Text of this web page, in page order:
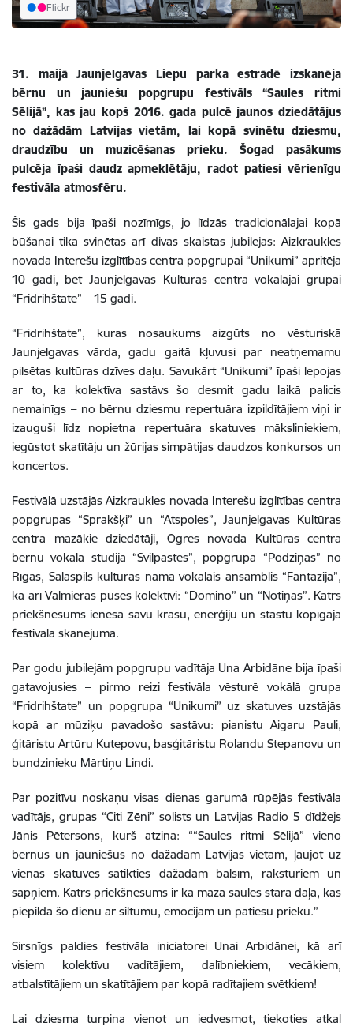
Flickr
31. maijā Jaunjelgavas Liepu parka estrādē izskanēja
bērnu un jauniešu popgrupu festivāls “Saules ritmi
Sēlijā”, kas jau kopš 2016. gada pulcē jaunos dziedātājus
no dažādām Latvijas vietām, lai kopā svinētu dziesmu,
draudzību un muzicēšanas prieku. Šogad pasākums
pulcēja īpaši daudz apmeklētāju, radot patiesi vērienīgu
festivāla atmosfēru.
Šis gads bija īpaši nozīmīgs, jo līdzās tradicionālajai kopā
būšanai tika svinētas arī divas skaistas jubilejas: Aizkraukles
novada Interešu izglītības centra popgrupai “Unikumi” apritēja
10 gadi, bet Jaunjelgavas Kultūras centra vokālajai grupai
“Fridrihštate” – 15 gadi.
“Fridrihštate”, kuras nosaukums aizgūts no vēsturiskā
Jaunjelgavas vārda, gadu gaitā kļuvusi par neatņemamu
pilsētas kultūras dzīves daļu. Savukārt “Unikumi” īpaši lepojas
ar to, ka kolektīva sastāvs šo desmit gadu laikā palicis
nemainīgs – no bērnu dziesmu repertuāra izpildītājiem viņi ir
izauguši līdz nopietna repertuāra skatuves māksliniekiem,
iegūstot skatītāju un žūrijas simpātijas daudzos konkursos un
koncertos.
Festivālā uzstājās Aizkraukles novada Interešu izglītības centra
popgrupas “Sprakšķi” un “Atspoles”, Jaunjelgavas Kultūras
centra mazākie dziedātāji, Ogres novada Kultūras centra
bērnu vokālā studija “Svilpastes”, popgrupa “Podziņas” no
Rīgas, Salaspils kultūras nama vokālais ansamblis “Fantāzija”,
kā arī Valmieras puses kolektīvi: “Domino” un “Notiņas”. Katrs
priekšnesums ienesa savu krāsu, enerģiju un stāstu kopīgajā
festivāla skanējumā.
Par godu jubilejām popgrupu vadītāja Una Arbidāne bija īpaši
gatavojusies – pirmo reizi festivāla vēsturē vokālā grupa
“Fridrihštate” un popgrupa “Unikumi” uz skatuves uzstājās
kopā ar mūziķu pavadošo sastāvu: pianistu Aigaru Pauli,
ģitāristu Artūru Kutepovu, basģitāristu Rolandu Stepanovu un
bundzinieku Mārtiņu Lindi.
Par pozitīvu noskaņu visas dienas garumā rūpējās festivāla
vadītājs, grupas “Citi Zēni” solists un Latvijas Radio 5 dīdžejs
Jānis Pētersons, kurš atzina: ““Saules ritmi Sēlijā” vieno
bērnus un jauniešus no dažādām Latvijas vietām, ļaujot uz
vienas skatuves satikties dažādām balsīm, raksturiem un
sapņiem. Katrs priekšnesums ir kā maza saules stara daļa, kas
piepilda šo dienu ar siltumu, emocijām un patiesu prieku.”
Sirsnīgs paldies festivāla iniciatorei Unai Arbidānei, kā arī
visiem kolektīvu vadītājiem, dalībniekiem, vecākiem,
atbalstītājiem un skatītājiem par kopā radītajiem svētkiem!
Lai dziesma turpina vienot un iedvesmot, tiekoties atkal